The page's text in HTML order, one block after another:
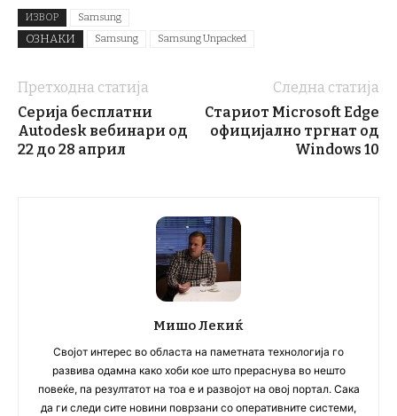
ИЗВОР Samsung
ОЗНАКИ Samsung Samsung Unpacked
Претходна статија
Серија бесплатни
Autodesk вебинари од
22 до 28 април
Следна статија
Стариот Microsoft Edge
официјално тргнат од
Windows 10
Мишо Лекиќ
Својот интерес во областа на паметната технологија го
развива одамна како хоби кое што прераснува во нешто
повеќе, па резултатот на тоа е и развојот на овој портал. Сака
да ги следи сите новини поврзани со оперативните системи,